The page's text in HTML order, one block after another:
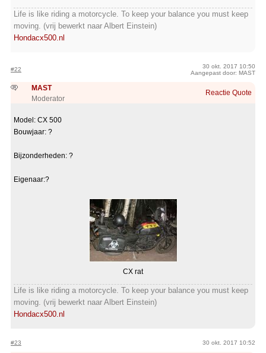
Life is like riding a motorcycle. To keep your balance you must keep
moving. (vrij bewerkt naar Albert Einstein)
Hondacx500.nl
#22
30 okt. 2017 10:50
Aangepast door: MAST
MAST
Moderator
Reactie Quote
Model: CX 500
Bouwjaar: ?
Bijzonderheden: ?
Eigenaar:?
CX rat
Life is like riding a motorcycle. To keep your balance you must keep
moving. (vrij bewerkt naar Albert Einstein)
Hondacx500.nl
#23 30 okt. 2017 10:52